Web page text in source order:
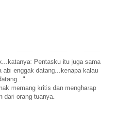
Pentasku itu juga sama
abi enggak datang...kenapa kalau
memang kritis dan mengharap
dari orang tuanya.